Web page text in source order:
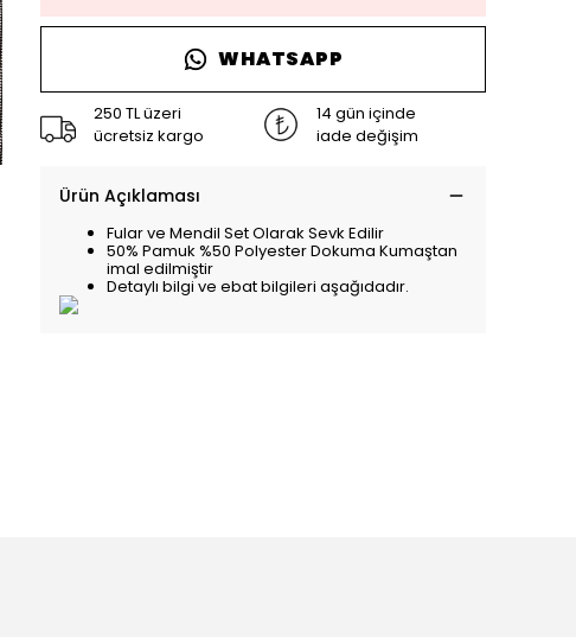
WHATSAPP
250 TL üzeri
ücretsiz kargo
14 gün içinde
iade değişim
Ürün Açıklaması
Fular ve Mendil Set Olarak Sevk Edilir
50% Pamuk %50 Polyester Dokuma Kumaştan
imal edilmiştir
Detaylı bilgi ve ebat bilgileri aşağıdadır.